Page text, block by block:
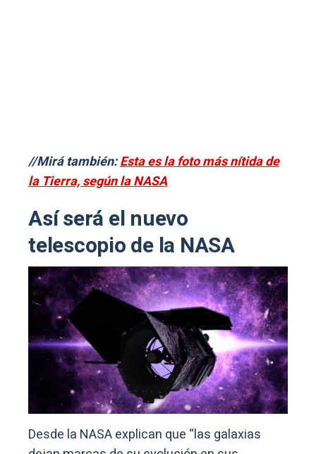
//Mirá también:Esta es la foto más nítida de
la Tierra, según la NASA
Así será el nuevo
telescopio de la NASA
Desde la NASA explican que “las galaxias